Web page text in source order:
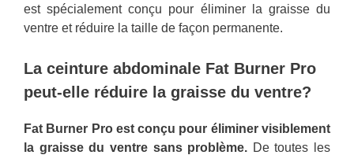
est spécialement conçu pour éliminer la graisse du
ventre et réduire la taille de façon permanente.
La ceinture abdominale Fat Burner Pro
peut-elle réduire la graisse du ventre?
Fat Burner Pro est conçu pour éliminer visiblement
la graisse du ventre sans problème. De toutes les